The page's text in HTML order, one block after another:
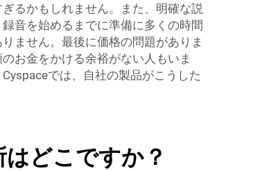
るかもしれません。また、明確な説
音を始めるまでに準備に多くの時間
ません。最後に価格の問題がありま
お金をかける余裕がない人もいま
では、自社の製品がこうした
どこですか？